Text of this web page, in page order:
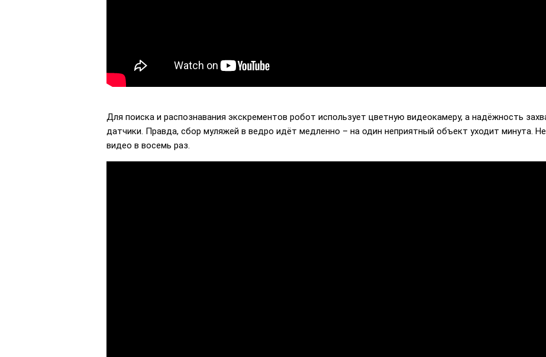
Для поиска и распознавания экскрементов робот использует цветную видеокамеру, а надёжность
датчики. Правда, сбор муляжей в ведро идёт медленно – на один неприятный объект уходит минута.
видео в восемь раз.